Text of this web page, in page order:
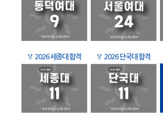
🏅 2026 세종대 합격 🏅 2026 단국대 합격